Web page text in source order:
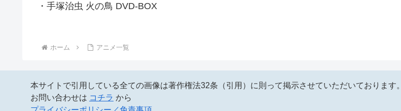
・手塚治虫 火の鳥 DVD-BOX
ホーム アニメ一覧
本サイトで引用している全ての画像は著作権法32条（引用）に則って掲示させていただいております。
お問い合わせは コチラ から